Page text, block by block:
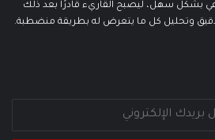
بشكل سهل، ليصبح القاريء قادرًا بعد ذلك
وتحليل كل ما يتعرض له بطريقة منضطبة.